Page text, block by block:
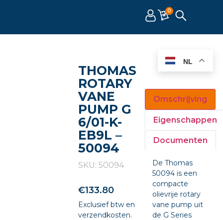
0
THOMAS
ROTARY
VANE
PUMP G
6/01-K-
EB9L –
50094
SKU: 50094
€133.80
Exclusief btw en
verzendkosten.
Omschrijving
Eigenschappen
Documenten
De Thomas
50094 is een
compacte
olievrije rotary
vane pump uit
de G Series
NL